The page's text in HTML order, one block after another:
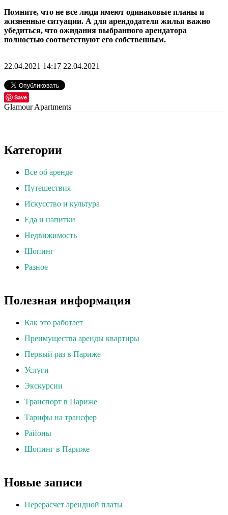
Помните, что не все люди имеют одинаковые планы и
жизненные ситуации. А для арендодателя жилья важно
убедиться, что ожидания выбранного арендатора
полностью соответствуют его собственным.
22.04.2021 14:17 22.04.2021
Save
Glamour Apartments
Категории
Все об аренде
Путешествия
Искусство и культура
Еда и напитки
Недвижимость
Шопинг
Разное
Полезная информация
Как это работает
Преимущества аренды квартиры
Первый раз в Париже
Услуги
Экскурсии
Tранспорт в Париже
Тарифы на трансфер
Районы
Шопинг в Париже
Новые записи
Перерасчет арендной платы